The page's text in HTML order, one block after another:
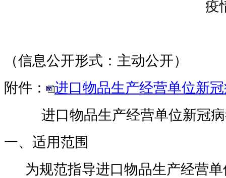
疫
（信息公开形式：主动公开）
附件：
进口物品生产经营单位新
进口物品生产经营单位新冠
一、适用范围
为规范指导进口物品生产经营单